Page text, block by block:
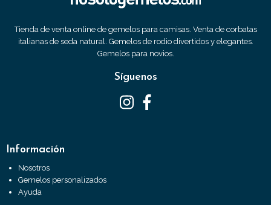
Tienda de venta online de gemelos para camisas. Venta de corbatas
italianas de seda natural. Gemelos de rodio divertidos y elegantes.
Gemelos para novios.
Síguenos
Información
Nosotros
Gemelos personalizados
Ayuda